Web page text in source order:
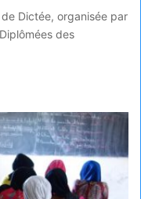
Dictée, organisée par
des